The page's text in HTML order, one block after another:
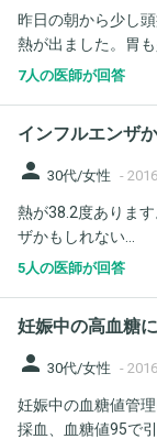
昨日の朝から少し
熱が出ました。胃も
7人の医師が回答
インフルエンザ
person 30代/女性 -
熱が38.2度ありま
ザかもしれない...
5人の医師が回答
妊娠中の高血糖
person 30代/女性 -
妊娠中の血糖値管
採血、血糖値95で引